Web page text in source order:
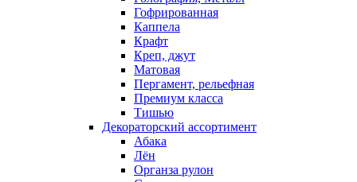
Гофрированная
Каппела
Крафт
Креп, джут
Матовая
Пергамент, рельефная
Премиум класса
Тишью
Декораторский ассортимент
Абака
Лён
Органза рулон